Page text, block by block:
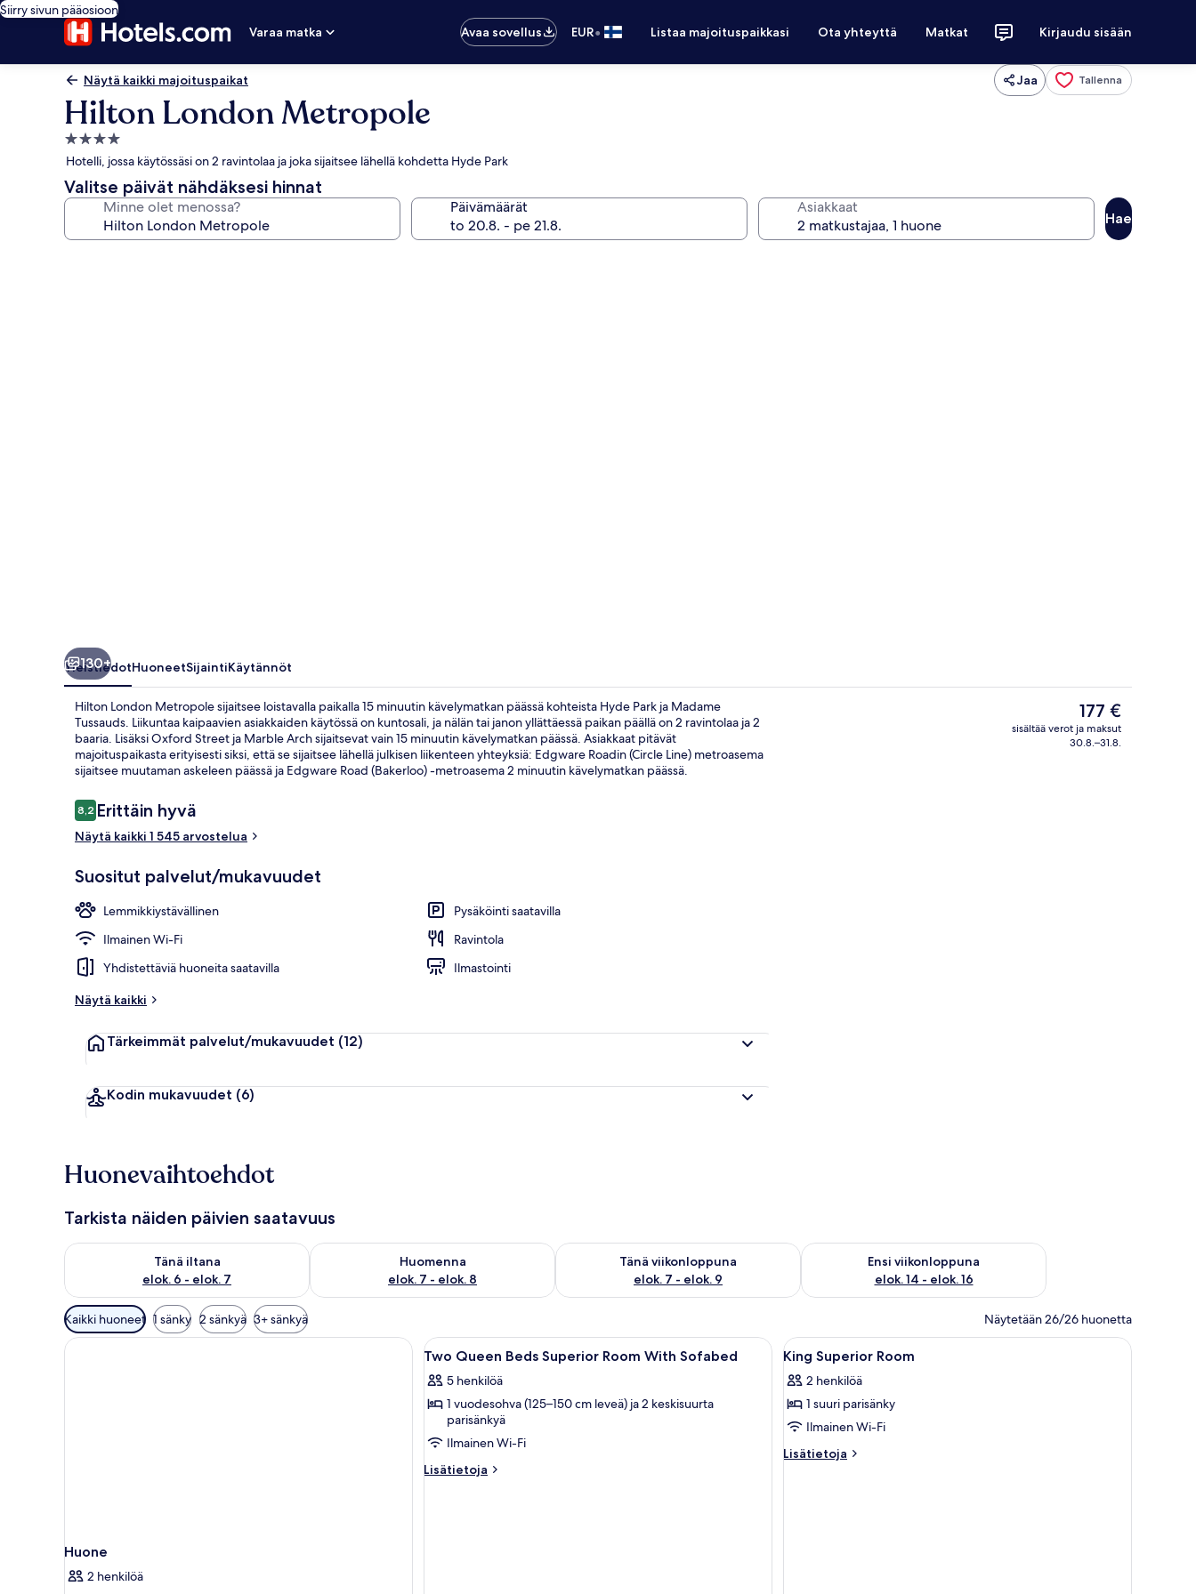
Siirry sivun pääosioon
Varaa matka
Avaa sovellus EUR• Listaa majoituspaikkasi Ota yhteyttä Matkat Kirjaudu sisään
Näytä kaikki majoituspaikat Jaa Tallenna
Hilton London Metropole
4.0
tähden
majoituspaikka
Hotelli, jossa käytössäsi on 2 ravintolaa ja joka sijaitsee lähellä kohdetta Hyde Park
Valitse päivät nähdäksesi hinnat
Minne olet menossa? Päivämäärät Asiakkaat
Hae
Ulkopuoli
130+
YleistiedotHuoneetSijaintiKäytännöt
Hilton London Metropole sijaitsee loistavalla paikalla 15 minuutin kävelymatkan päässä kohteista Hyde Park ja Madame
Tussauds. Liikuntaa kaipaavien asiakkaiden käytössä on kuntosali, ja nälän tai janon yllättäessä paikan päällä on 2 ravintolaa ja 2
baaria. Lisäksi Oxford Street ja Marble Arch sijaitsevat vain 15 minuutin kävelymatkan päässä. Asiakkaat pitävät
majoituspaikasta erityisesti siksi, että se sijaitsee lähellä julkisen liikenteen yhteyksiä: Edgware Roadin (Circle Line) metroasema
sijaitsee muutaman askeleen päässä ja Edgware Road (Bakerloo) -metroasema 2 minuutin kävelymatkan päässä.
Arvostelut
8,28,2 kautta 10.
Erittäin hyvä
Näytä kaikki 1 545 arvostelua
Suositut palvelut/mukavuudet
Lemmikkiystävällinen
Pysäköinti saatavilla
Ilmainen Wi-Fi
Ravintola
Yhdistettäviä huoneita saatavilla
Ilmastointi
Näytä kaikki
Tärkeimmät palvelut/mukavuudet (12)
Kodin mukavuudet (6)
Nykyinen
hinta
on
177 €
sisältää verot ja maksut
30.8.–31.8.
Huonevaihtoehdot
Tarkista näiden päivien saatavuus
Tänä iltana
elok. 6 - elok. 7
Tarkista tämän illan saatavuus elok. 6 - elok. 7
Huomenna
elok. 7 - elok. 8
Tarkista huomisen saatavuus elok. 7 - elok. 8
Tänä viikonloppuna
elok. 7 - elok. 9
Tarkista tämän viikonlopun saatavuus elok. 7 - elok. 9
Ensi viikonloppuna
elok. 14 - elok. 16
Tarkista ensi viikonlopun saatavuus elok. 14 - elok. 16
Huoneille
saatavilla
olevia
Kaikki huoneet 1 sänky 2 sänkyä 3+ sänkyä Näytetään 26/26 huonetta
Huone
2 henkilöä
Avaa
kaikki
huonetyypin
Two
Queen
Beds
Superior
Hotellihuone, jossa on kaksi sänkyä, työpöytä, tuoli ja televisio.
8
Two Queen Beds Superior Room With Sofabed
5 henkilöä
1 vuodesohva (125–150 cm leveä) ja 2 keskisuurta
parisänkyä
Ilmainen Wi-Fi
Lisätietoja
Lisätietoja
Avaa
kaikki
huonetyypin
King
Superior
Room
Hotellihuone, jossa on suuri sänky,
23
King Superior Room
2 henkilöä
1 suuri parisänky
Ilmainen Wi-Fi
Lisätietoja
Lisätietoja